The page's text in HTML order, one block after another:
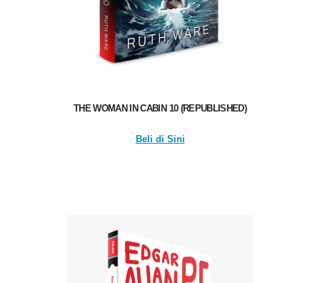
THE WOMAN IN CABIN 10 (REPUBLISHED)
Beli di Sini